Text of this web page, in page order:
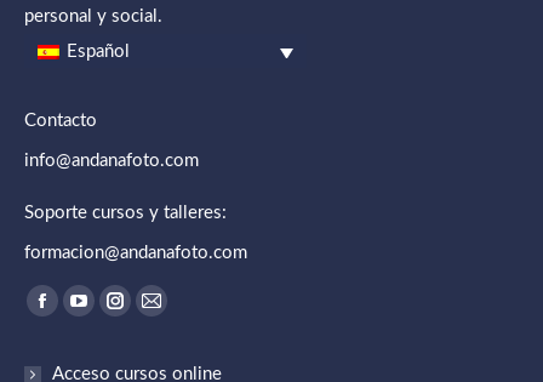
personal y social.
Español
Contacto
info@andanafoto.com
Soporte cursos y talleres:
formacion@andanafoto.com
Encuéntranos en:
Abrir enlace en una nueva ventana/pestaña
Abrir enlace en una nueva ventana/pestaña
Abrir enlace en una nueva ventana/pestaña
Abrir enlace en una nueva ventana/pestaña
Acceso cursos online